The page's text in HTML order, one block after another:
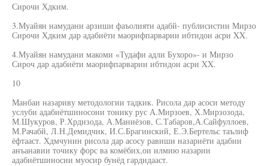
Сирочи Хдким.
3.Муайян намудани арзиши фаъолияти адабй- публисистии Мирзо
Сирочи Хдким дар адабиёти маорифпарварии ибтидои асри XX.
4.Муайян намудани макоми «Тудафи адли Бухоро»- и Мирзо
Сироч дар адабиёти маорифпарварии ибтидои асри XX.
10
Манбаи назариву методологии тадкик. Рисола дар асоси методу
услуби адабиётшиносони тонику рус А.Мирзоев, Х.Мирзозода,
М.Шукуров, Р.Хрдизода, А.Маниёзов, С.Табаров,А.Сайфуллоев,
М.Рачабй, Л.Н.Демидчик, И.С.Брагинский, Е.Э.Бертельс таълиф
ёфтааст. Хдмчунин рисола дар асосу равиши назариёти адабии
анъанавии точику форс ва комёбих,ои илмию назарии
адабиётшиносии муосир бунёд гардидааст.